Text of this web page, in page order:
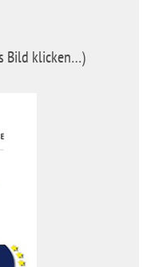
Bild klicken…)